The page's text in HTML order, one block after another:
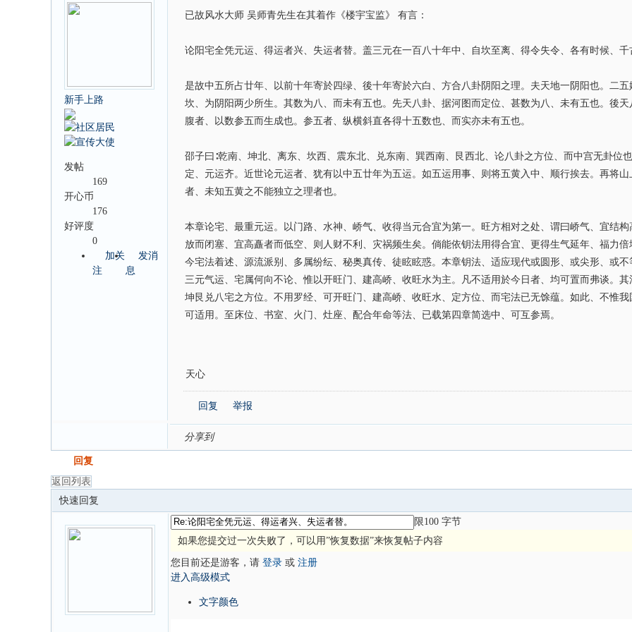
新手上路
发帖
169
开心币
176
好评度
0
加关
注
发消
息
已故风水大师 吴师青先生在其着作《楼宇宝监》 有言：
论阳宅全凭元运、得运者兴、失运者替。盖三元在一百八十年中、自坎至离、得令失令、各有时候、
是故中五所占廿年、以前十年寄於四绿、後十年寄於六白、方合八卦阴阳之理。夫天地一阴阳也。二
坎、为阴阳两少所生。其数为八、而未有五也。先天八卦、据河图而定位、甚数为八、未有五也。後
腹者、以数参五而生成也。参五者、纵横斜直各得十五数也、而实亦未有五也。
邵子曰∶乾南、坤北、离东、坎西、震东北、兑东南、巽西南、艮西北、论八卦之方位、而中宫无卦位
定、元运齐。近世论元运者、犹有以中五廿年为五运。如五运用事、则将五黄入中、顺行挨去。再将
者、未知五黄之不能独立之理者也。
本章论宅、最重元运。以门路、水神、峤气、收得当元合宜为第一。旺方相对之处、谓曰峤气、宜结
放而闭塞、宜高矗者而低空、则人财不利、灾祸频生矣。倘能依钥法用得合宜、更得生气延年、福力
今宅法着述、源流派别、多属纷纭、秘奥真传、徒眩眩惑。本章钥法、适应现代或圆形、或尖形、或
三元气运、宅属何向不论、惟以开旺门、建高峤、收旺水为主。凡不适用於今日者、均可置而弗谈。
坤艮兑八宅之方位。不用罗经、可开旺门、建高峤、收旺水、定方位、而宅法已无馀蕴。如此、不惟
可适用。至床位、书室、火门、灶座、配合年命等法、已载第四章简选中、可互参焉。
天心
回复 举报
分享到
回复
返回列表
快速回复
限100 字节
如果您提交过一次失败了，可以用”恢复数据”来恢复帖子内容
您目前还是游客，请 登录 或 注册
进入高级模式
文字颜色